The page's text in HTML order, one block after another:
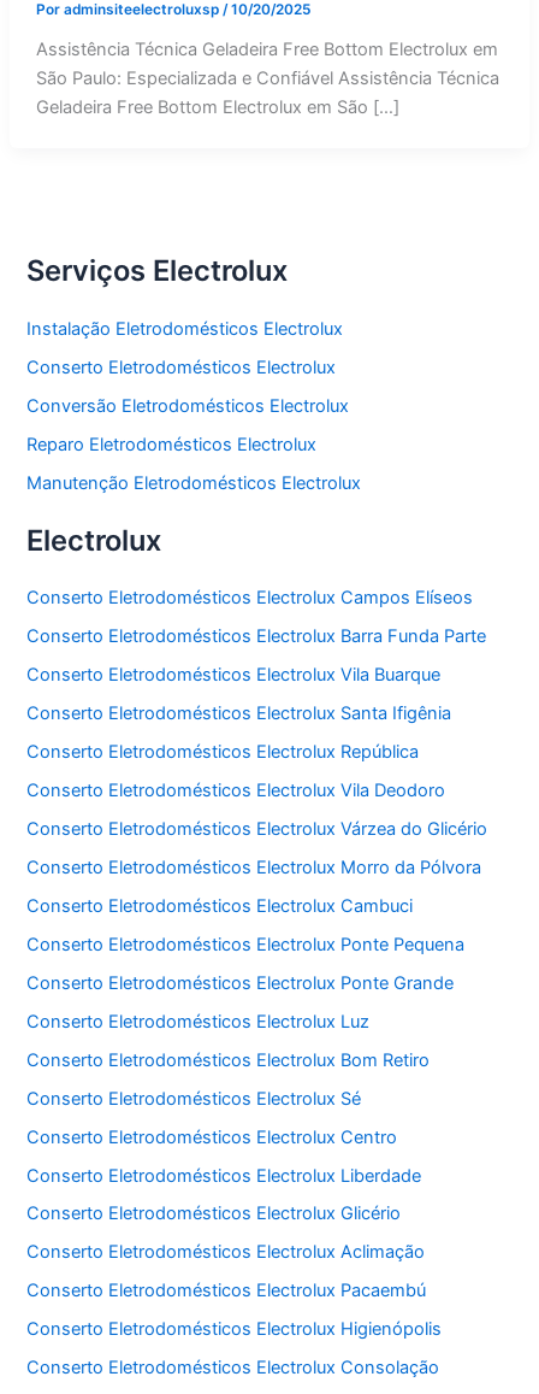
Por adminsiteelectroluxsp /10/20/2025
Assistência Técnica Geladeira Free Bottom Electrolux em
São Paulo: Especializada e Confiável Assistência Técnica
Geladeira Free Bottom Electrolux em São […]
Serviços Electrolux
Instalação Eletrodomésticos Electrolux
Conserto Eletrodomésticos Electrolux
Conversão Eletrodomésticos Electrolux
Reparo Eletrodomésticos Electrolux
Manutenção Eletrodomésticos Electrolux
Electrolux
Conserto Eletrodomésticos Electrolux Campos Elíseos
Conserto Eletrodomésticos Electrolux Barra Funda Parte
Conserto Eletrodomésticos Electrolux Vila Buarque
Conserto Eletrodomésticos Electrolux Santa Ifigênia
Conserto Eletrodomésticos Electrolux República
Conserto Eletrodomésticos Electrolux Vila Deodoro
Conserto Eletrodomésticos Electrolux Várzea do Glicério
Conserto Eletrodomésticos Electrolux Morro da Pólvora
Conserto Eletrodomésticos Electrolux Cambuci
Conserto Eletrodomésticos Electrolux Ponte Pequena
Conserto Eletrodomésticos Electrolux Ponte Grande
Conserto Eletrodomésticos Electrolux Luz
Conserto Eletrodomésticos Electrolux Bom Retiro
Conserto Eletrodomésticos Electrolux Sé
Conserto Eletrodomésticos Electrolux Centro
Conserto Eletrodomésticos Electrolux Liberdade
Conserto Eletrodomésticos Electrolux Glicério
Conserto Eletrodomésticos Electrolux Aclimação
Conserto Eletrodomésticos Electrolux Pacaembú
Conserto Eletrodomésticos Electrolux Higienópolis
Conserto Eletrodomésticos Electrolux Consolação